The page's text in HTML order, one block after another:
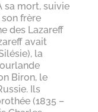
sa mort, suivie
frère
des Lazareff
avait
la
Biron, le
Ils
(1835 –